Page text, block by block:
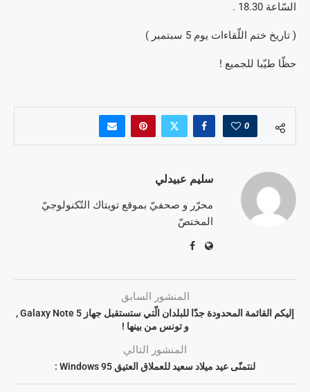
السّاعة 18.30 .
( تاريخ ختم اللّقاءات يوم 5 سبتمبر )
حظّا طيّبا للجميع !
0
سليم عبيدلي
محرّر و صحفيّ بموقع تويتاك التّكنولوجيّ
المختصّ
المنشور السابق
إليكم القائمة المحدودة جدّا للبلدان الّتي ستستقبل جهاز Galaxy Note 5 ,
و تونس من بينها !
المنشور التالي
لنتمنّى عيد ميلاد سعيد للعملاق العتيق Windows 95 :